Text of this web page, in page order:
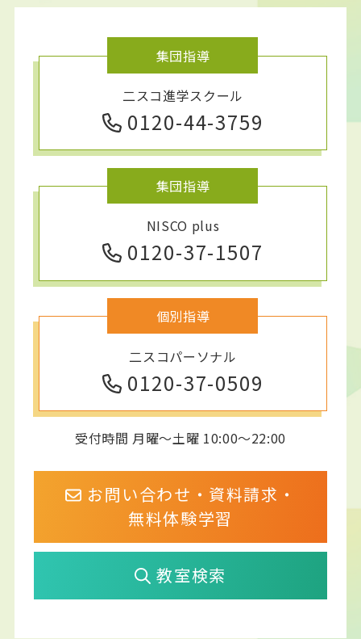
集団指導
二スコ進学スクール
0120-44-3759
集団指導
NISCO plus
0120-37-1507
個別指導
二スコパーソナル
0120-37-0509
受付時間 月曜～土曜 10:00～22:00
お問い合わせ・資料請求・
無料体験学習
教室検索